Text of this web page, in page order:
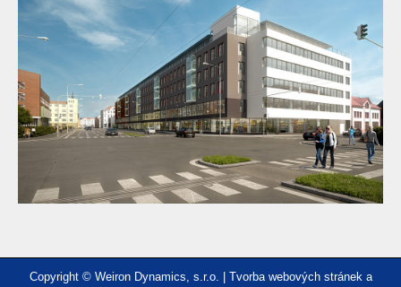
Copyright © Weiron Dynamics, s.r.o. | Tvorba webových stránek a